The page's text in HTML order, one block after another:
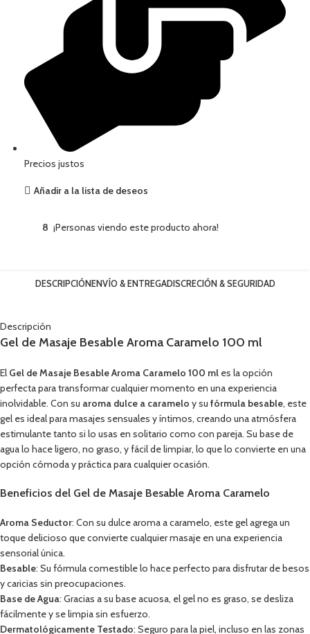
Precios justos
Añadir a la lista de deseos
8 ¡Personas viendo este producto ahora!
DESCRIPCIÓNENVÍO & ENTREGADISCRECIÓN & SEGURIDAD
Descripción
Gel de Masaje Besable Aroma Caramelo 100 ml
El Gel de Masaje Besable Aroma Caramelo 100 ml es la opción
perfecta para transformar cualquier momento en una experiencia
inolvidable. Con su aroma dulce a caramelo y su fórmula besable, este
gel es ideal para masajes sensuales y íntimos, creando una atmósfera
estimulante tanto si lo usas en solitario como con pareja. Su base de
agua lo hace ligero, no graso, y fácil de limpiar, lo que lo convierte en una
opción cómoda y práctica para cualquier ocasión.
Beneficios del Gel de Masaje Besable Aroma Caramelo
Aroma Seductor: Con su dulce aroma a caramelo, este gel agrega un
toque delicioso que convierte cualquier masaje en una experiencia
sensorial única.
Besable: Su fórmula comestible lo hace perfecto para disfrutar de besos
y caricias sin preocupaciones.
Base de Agua: Gracias a su base acuosa, el gel no es graso, se desliza
fácilmente y se limpia sin esfuerzo.
Dermatológicamente Testado: Seguro para la piel, incluso en las zonas